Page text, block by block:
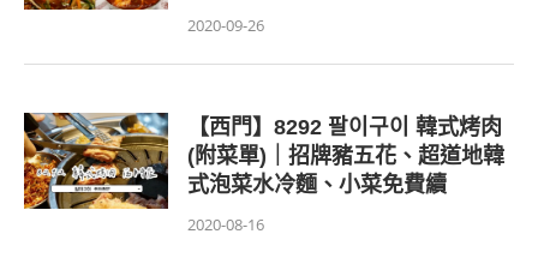
2020-09-26
【西門】8292 팔이구이 韓式烤肉
(附菜單)｜招牌豬五花、超道地韓
式泡菜水冷麵、小菜免費續
2020-08-16